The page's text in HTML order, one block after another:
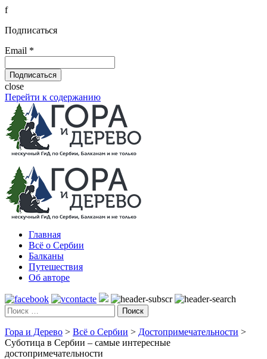
f
Подписаться
Email *
close
Перейти к содержанию
Главная
Всё о Сербии
Балканы
Путешествия
Об авторе
Поиск
Гора и Дерево > Всё о Сербии > Достопримечательности >
Суботица в Сербии – самые интересные
достопримечательности